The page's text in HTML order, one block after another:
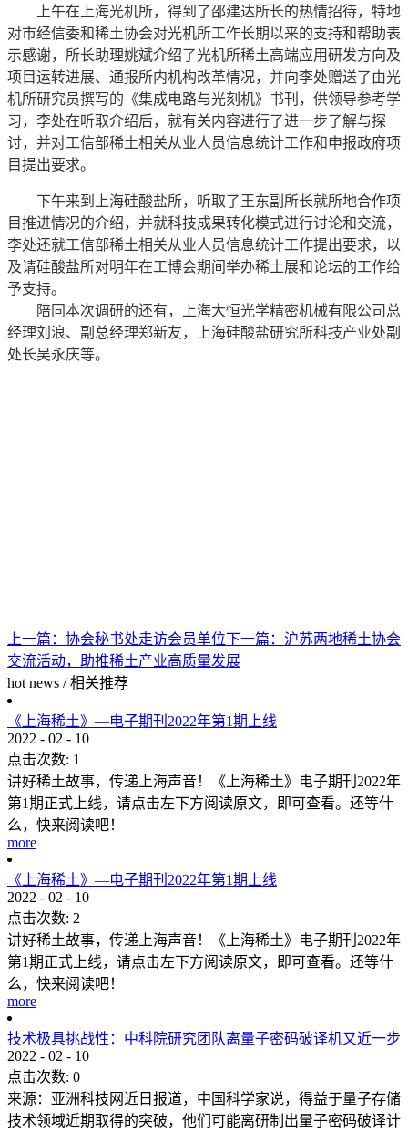
上午在上海光机所，得到了邵建达所长的热情招待，特地
对市经信委和稀土协会对光机所工作长期以来的支持和帮助表
示感谢，所长助理姚斌介绍了光机所稀土高端应用研发方向及
项目运转进展、通报所内机构改革情况，并向李处赠送了由光
机所研究员撰写的《集成电路与光刻机》书刊，供领导参考学
习，李处在听取介绍后，就有关内容进行了进一步了解与探
讨，并对工信部稀土相关从业人员信息统计工作和申报政府项
目提出要求。
下午来到上海硅酸盐所，听取了王东副所长就所地合作项
目推进情况的介绍，并就科技成果转化模式进行讨论和交流，
李处还就工信部稀土相关从业人员信息统计工作提出要求，以
及请硅酸盐所对明年在工博会期间举办稀土展和论坛的工作给
予支持。
陪同本次调研的还有，上海大恒光学精密机械有限公司总
经理刘浪、副总经理郑新友，上海硅酸盐研究所科技产业处副
处长吴永庆等。
上一篇： 协会秘书处走访会员单位下一篇： 沪苏两地稀土协会
交流活动，助推稀土产业高质量发展
hot news / 相关推荐
《上海稀土》—电子期刊2022年第1期上线
2022 - 02 - 10
点击次数: 1
讲好稀土故事，传递上海声音！《上海稀土》电子期刊2022年
第1期正式上线，请点击左下方阅读原文，即可查看。还等什
么，快来阅读吧！
more
《上海稀土》—电子期刊2022年第1期上线
2022 - 02 - 10
点击次数: 2
讲好稀土故事，传递上海声音！《上海稀土》电子期刊2022年
第1期正式上线，请点击左下方阅读原文，即可查看。还等什
么，快来阅读吧！
more
技术极具挑战性：中科院研究团队离量子密码破译机又近一步
2022 - 02 - 10
点击次数: 0
来源：亚洲科技网近日报道，中国科学家说，得益于量子存储
技术领域近期取得的突破，他们可能离研制出量子密码破译计